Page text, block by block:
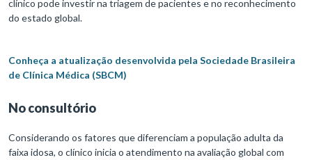
clínico pode investir na triagem de pacientes e no reconhecimento
do estado global.
Conheça a atualização desenvolvida pela Sociedade Brasileira
de Clínica Médica (SBCM)
No consultório
Considerando os fatores que diferenciam a população adulta da
faixa idosa, o clínico inicia o atendimento na avaliação global com